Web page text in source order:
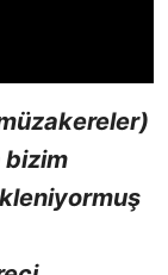
bizim